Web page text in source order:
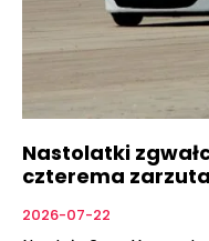
Nastolatki
czterema
2026-07-22